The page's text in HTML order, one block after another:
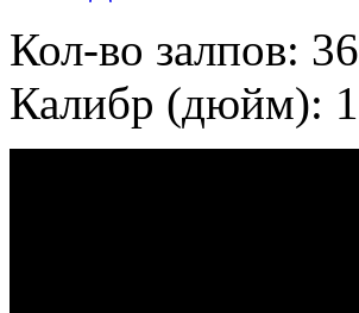
Кол-во залпов: 36
Калибр (дюйм): 1